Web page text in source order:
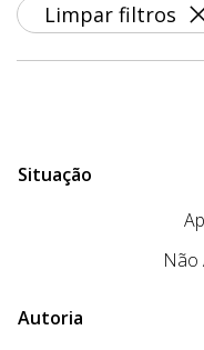
Limpar filtros
Situação
Não
Autoria